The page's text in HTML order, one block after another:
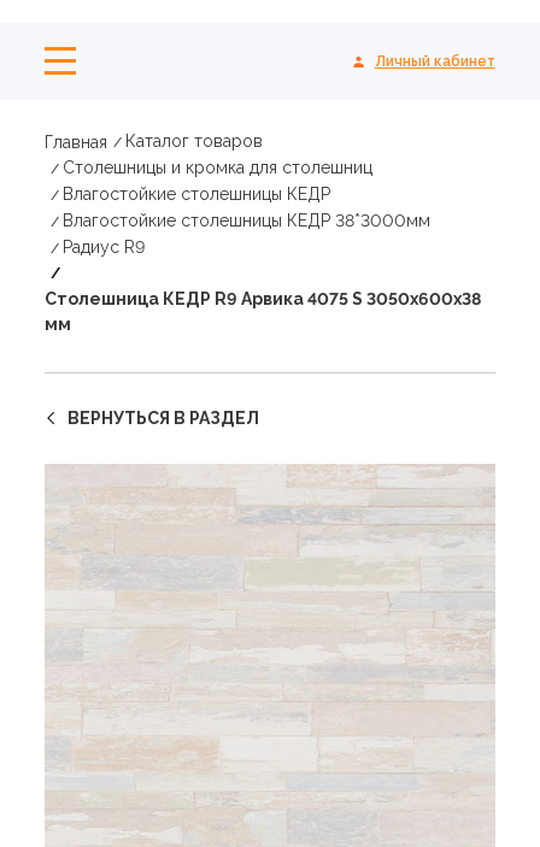
Личный кабинет
Главная
Каталог товаров
Столешницы и кромка для столешниц
Влагостойкие столешницы КЕДР
Влагостойкие столешницы КЕДР 38*3000мм
Радиус R9
Столешница КЕДР R9 Арвика 4075 S 3050х600х38
мм
ВЕРНУТЬСЯ В РАЗДЕЛ